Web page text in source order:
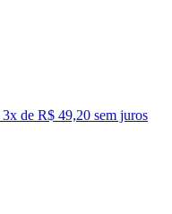
3x de R$ 49,20 sem juros